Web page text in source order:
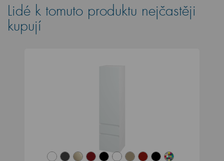
Lidé k tomuto produktu nejčastěji
kupují